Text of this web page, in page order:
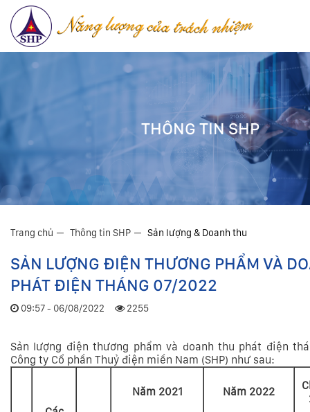
THÔNG TIN SHP
Trang chủ Thông tin SHP Sản lượng & Doanh thu
SẢN LƯỢNG ĐIỆN THƯƠNG PHẨM VÀ
PHÁT ĐIỆN THÁNG 07/2022
09:57 - 06/08/2022 2255
Sản lượng điện thương phẩm và doanh thu phát điện
Công ty Cổ phần Thuỷ điện miền Nam (SHP) như sau:
Năm 2021 Năm 2022